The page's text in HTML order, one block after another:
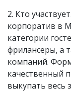
2. Кто
корпоратив в
категории
фрилансеры, а
компаний.
качественный
выкупать весь